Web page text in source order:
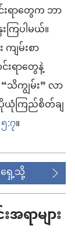
းရာတွေက ဘာ
ကြပါမယ်။
ျမ်းစာ
ရာတွေနဲ့
သိကျွမ်း” လာ
ယုံကြည်စိတ်ချ
:၇။
ရှေ့သို့
ာများ